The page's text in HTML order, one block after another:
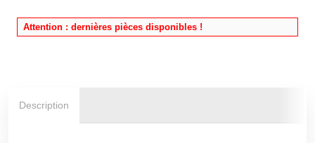
Attention : dernières pièces disponibles !
Description